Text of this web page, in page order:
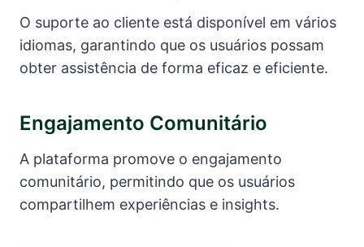
O suporte ao cliente está disponível em vários
idiomas, garantindo que os usuários possam
obter assistência de forma eficaz e eficiente.
Engajamento Comunitário
A plataforma promove o engajamento
comunitário, permitindo que os usuários
compartilhem experiências e insights.